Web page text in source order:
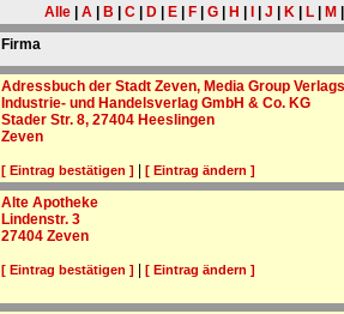
Alle
A B C D E F G H J K L M
Firma
Adressbuch der Stadt Zeven, Media Group
Industrie- und Handelsverlag GmbH & Co. KG
Stader Str. 8, 27404 Heeslingen
Zeven
[ Eintrag bestätigen ] |[ Eintrag ändern ]
Alte Apotheke
Lindenstr. 3
27404 Zeven
[ Eintrag bestätigen ] |[ Eintrag ändern ]